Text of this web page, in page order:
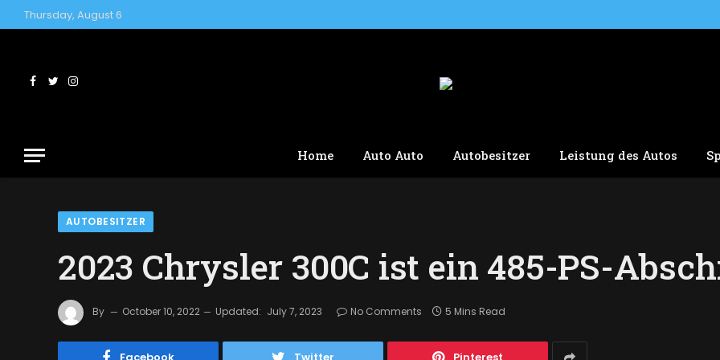
Thursday, August 6
Facebook
TwitterInstagram
Home Auto Auto Autobesitzer Leistung des Autos
AUTOBESITZER
2023 Chrysler 300C ist ein 485-PS-
By October 10, 2022 Updated: July 7, 2023 No Comments 5 Mins Read